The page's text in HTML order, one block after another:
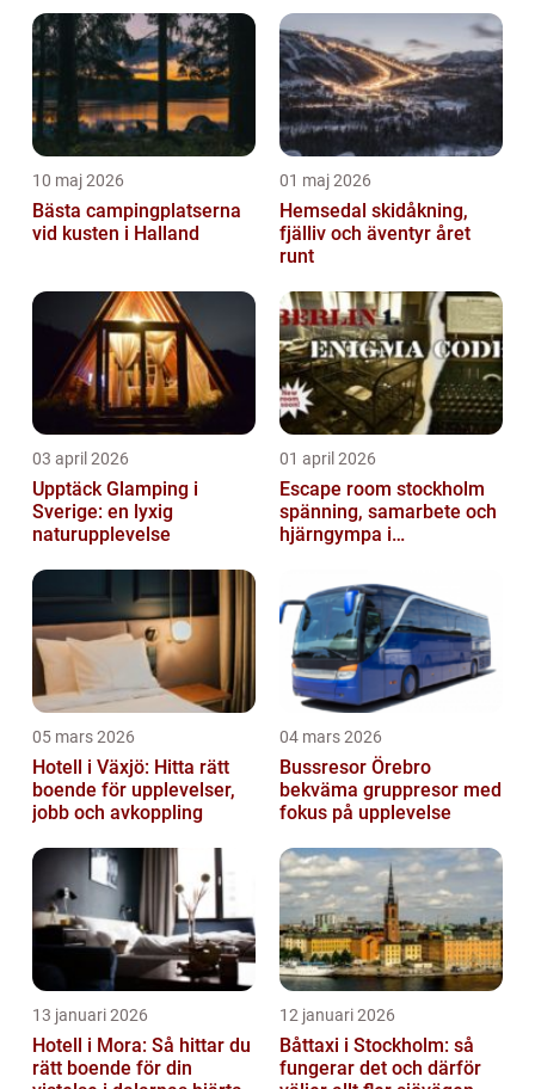
10 maj 2026
Bästa campingplatserna
vid kusten i Halland
01 maj 2026
Hemsedal skidåkning,
fjälliv och äventyr året
runt
03 april 2026
Upptäck Glamping i
Sverige: en lyxig
naturupplevelse
01 april 2026
Escape room stockholm
spänning, samarbete och
hjärngympa i
05 mars 2026
Hotell i Växjö: Hitta rätt
boende för upplevelser,
jobb och avkoppling
04 mars 2026
Bussresor Örebro
bekväma gruppresor med
fokus på upplevelse
13 januari 2026
Hotell i Mora: Så hittar du
rätt boende för din
12 januari 2026
Båttaxi i Stockholm: så
fungerar det och därför